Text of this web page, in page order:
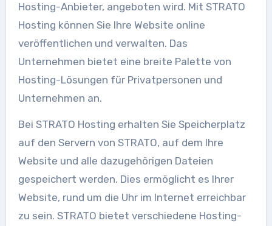
Hosting-Anbieter, angeboten wird. Mit STRATO
Hosting können Sie Ihre Website online
veröffentlichen und verwalten. Das
Unternehmen bietet eine breite Palette von
Hosting-Lösungen für Privatpersonen und
Unternehmen an.
Bei STRATO Hosting erhalten Sie Speicherplatz
auf den Servern von STRATO, auf dem Ihre
Website und alle dazugehörigen Dateien
gespeichert werden. Dies ermöglicht es Ihrer
Website, rund um die Uhr im Internet erreichbar
zu sein. STRATO bietet verschiedene Hosting-